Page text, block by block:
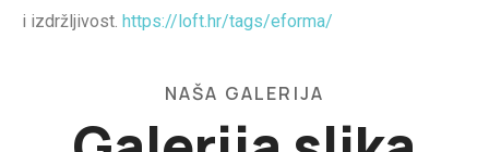
i izdržljivost. https://loft.hr/tags/eforma/
NAŠA GALERIJA